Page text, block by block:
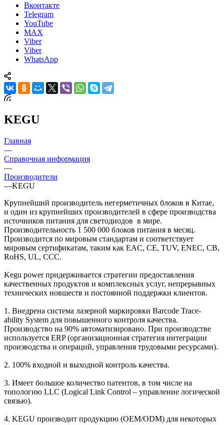
Вконтакте
Telegram
YouTube
MAX
Viber
Viber
WhatsApp
KEGU
Главная
—
Справочная информация
—
Производители
—KEGU
Крупнейший производитель негерметичных блоков в Китае,
и один из крупнейших производителей в сфере производства
источников питания для светодиодов в мире.
Производительность 1 500 000 блоков питания в месяц.
Производится по мировым стандартам и соответствует
мировым сертификатам, таким как EAC, CE, TUV, ENEC, CB,
RoHS, UL, CCC.
Kegu power придерживается стратегии предоставления
качественных продуктов и комплексных услуг, непрерывных
технических новшеств и постоянной поддержки клиентов.
1. Внедрена система лазерной маркировки Barcode Trace-
ability System для повышенного контроля качества.
Производство на 90% автоматизировано. При производстве
используется ERP (организационная стратегия интеграции
производства и операций, управления трудовыми ресурсами).
2. 100% входной и выходной контроль качества.
3. Имеет большое количество патентов, в том числе на
топологию LLC (Logical Link Control – управление логической
связью).
4. KEGU производит продукцию (OEM/ODM) для некоторых